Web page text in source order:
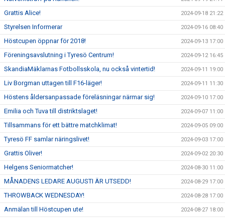
Grattis Alice! 2024-09-18 21:22
Styrelsen Informerar 2024-09-16 08:40
Höstcupen öppnar för 2018! 2024-09-13 17:00
Föreningsavslutning i Tyresö Centrum! 2024-09-12 16:45
SkandiaMäklarnas Fotbollsskola, nu också vintertid! 2024-09-11 19:00
Liv Borgman uttagen till F16-läger! 2024-09-11 11:30
Höstens åldersanpassade föreläsningar närmar sig! 2024-09-10 17:00
Emilia och Tuva till distriktslaget! 2024-09-07 11:00
Tillsammans för ett bättre matchklimat! 2024-09-05 09:00
Tyresö FF samlar näringslivet! 2024-09-03 17:00
Grattis Oliver! 2024-09-02 20:30
Helgens Seniormatcher! 2024-08-30 11:00
MÅNADENS LEDARE AUGUSTI ÄR UTSEDD! 2024-08-29 17:00
THROWBACK WEDNESDAY! 2024-08-28 17:00
Anmälan till Höstcupen ute! 2024-08-27 18:00